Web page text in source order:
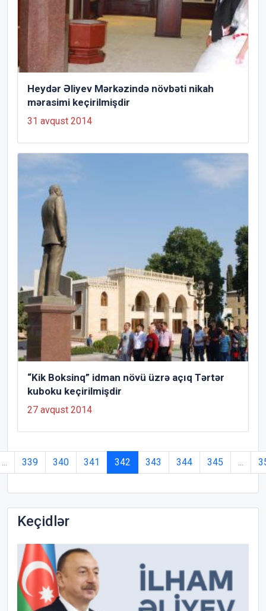
Heydər Əliyev Mərkəzində növbəti nikah
mərasimi keçirilmişdir
31 avqust 2014
“Kik Boksinq” idman növü üzrə açıq Tərtər
kuboku keçirilmişdir
27 avqust 2014
... 339 340 341 342 343 344 345 ...
Keçidlər